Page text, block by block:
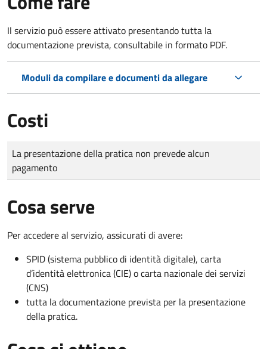
Il servizio può essere attivato presentando tutta la
documentazione prevista, consultabile in formato PDF.
Moduli da compilare e documenti da allegare
Costi
Tipo di pagamento
Importo
La presentazione della pratica non prevede alcun
pagamento
Cosa serve
Per accedere al servizio, assicurati di avere:
SPID (sistema pubblico di identità digitale), carta
d’identità elettronica (CIE) o carta nazionale dei servizi
(CNS)
tutta la documentazione prevista per la presentazione
della pratica.